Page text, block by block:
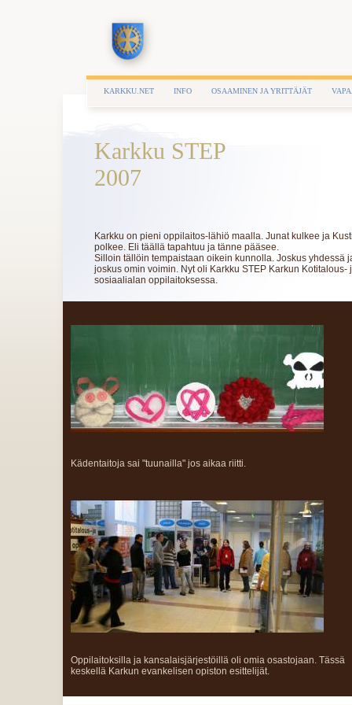
KARKKU.NET INFO OSAAMINEN JA YRITTÄJÄT
Karkku STEP
2007
Karkku on pieni oppilaitos-lähiö maalla. Junat kulkee ja
polkee. Eli täällä tapahtuu ja tänne pääsee.
Silloin tällöin tempaistaan oikein kunnolla. Joskus yhdessä
joskus omin voimin. Nyt oli Karkku STEP Karkun Kotitalous-
sosiaalialan oppilaitoksessa.
Kädentaitoja sai "tuunailla" jos aikaa riitti.
Oppilaitoksilla ja kansalaisjärjestöillä oli omia osastojaan. Tässä
keskellä Karkun evankelisen opiston esittelijät.